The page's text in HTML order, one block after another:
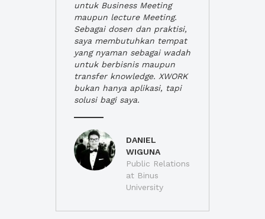
untuk Business Meeting
maupun lecture Meeting.
Sebagai dosen dan praktisi,
saya membutuhkan tempat
yang nyaman sebagai wadah
untuk berbisnis maupun
transfer knowledge. XWORK
bukan hanya aplikasi, tapi
solusi bagi saya.
DANIEL
WIGUNA
Public Relations
at Binus
University